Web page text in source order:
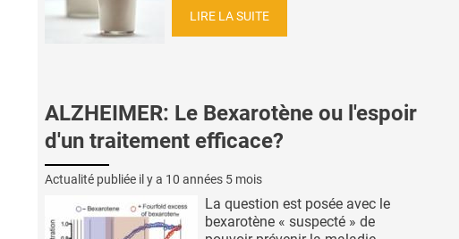
LIRE LA SUITE
ALZHEIMER: Le Bexarotène ou l'espoir
d'un traitement efficace?
Actualité publiée il y a 10 années 5 mois
La question est posée avec le
bexarotène « suspecté » de